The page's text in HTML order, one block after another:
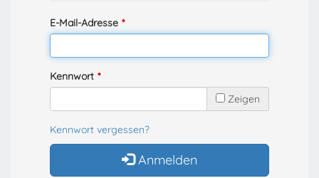
E-Mail-Adresse
Kennwort
Zeigen
Kennwort vergessen?
Anmelden